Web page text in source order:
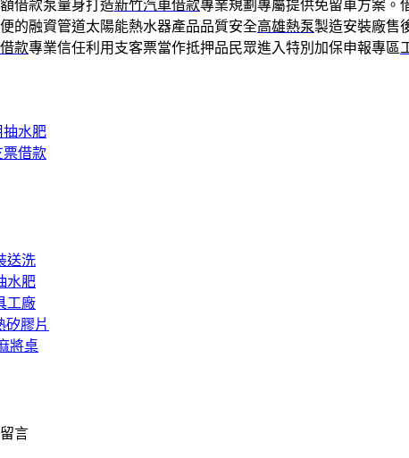
借款泵量身打造新竹汽車借款專業規劃專屬提供免留車方案。
的融資管道太陽能熱水器產品品質安全高雄熱泵製造安裝廠售
款專業信任利用支客票當作抵押品民眾進入特別加保申報專區
抽水肥
票借款
送洗
水肥
工廠
矽膠片
將桌
言